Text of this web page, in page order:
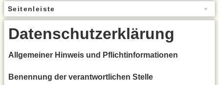
Seitenleiste
Datenschutzerklärung
Allgemeiner Hinweis und Pflichtinformationen
Benennung der verantwortlichen Stelle